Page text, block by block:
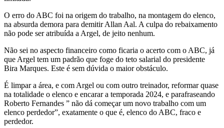
O erro do ABC foi na origem do trabalho, na montagem do elenco,
na absurda demora para demitir Allan Aal. A culpa do rebaixamento
não pode ser atribuída a Argel, de jeito nenhum.
Não sei no aspecto financeiro como ficaria o acerto com o ABC, já
que Argel tem um padrão que foge do teto salarial do presidente
Bira Marques. Este é sem dúvida o maior obstáculo.
É limpar a área, e com Argel ou com outro treinador, reformar quase
na totalidade o elenco e encarar a temporada 2024, e parafraseando
Roberto Fernandes ” não dá começar um novo trabalho com um
elenco perdedor”, exatamente o que é, elenco do ABC, fraco e
perdedor.